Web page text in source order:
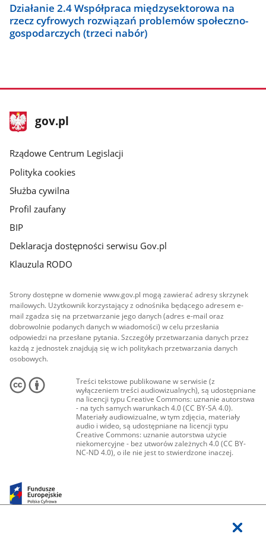
Działanie 2.4 Współpraca międzysektorowa na
rzecz cyfrowych rozwiązań problemów społeczno-
gospodarczych (trzeci nabór)
stopka
gov.plStrona
gov.pl
Rządowe Centrum Legislacji
Polityka cookies
Służba cywilna
Profil zaufany
BIP
Deklaracja dostępności serwisu Gov.pl
Klauzula RODO
Strony dostępne w domenie www.gov.pl mogą zawierać adresy skrzynek
mailowych. Użytkownik korzystający z odnośnika będącego adresem e-
mail zgadza się na przetwarzanie jego danych (adres e-mail oraz
dobrowolnie podanych danych w wiadomości) w celu przesłania
odpowiedzi na przesłane pytania. Szczegóły przetwarzania danych przez
każdą z jednostek znajdują się w ich politykach przetwarzania danych
osobowych.
Treści tekstowe publikowane w serwisie (z
wyłączeniem treści audiowizualnych), są udostępniane
na licencji typu Creative Commons: uznanie autorstwa
- na tych samych warunkach 4.0 (CC BY-SA 4.0).
Materiały audiowizualne, w tym zdjęcia, materiały
audio i wideo, są udostępniane na licencji typu
Creative Commons: uznanie autorstwa użycie
niekomercyjne - bez utworów zależnych 4.0 (CC BY-
NC-ND 4.0), o ile nie jest to stwierdzone inaczej.